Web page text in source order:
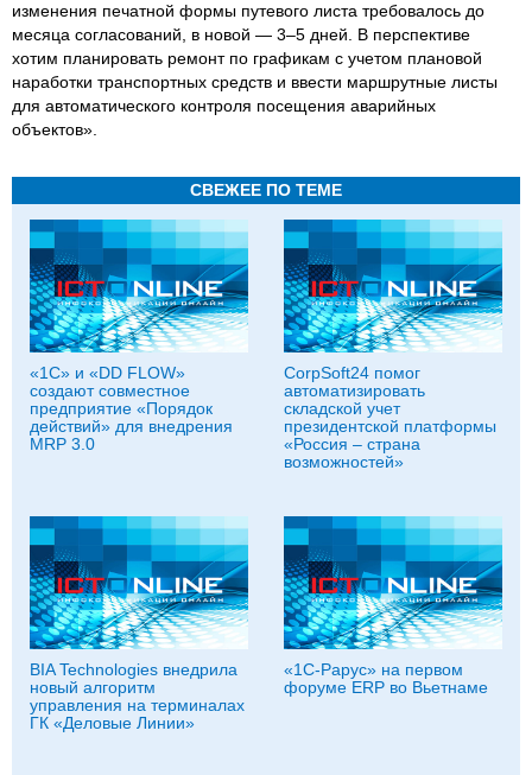
изменения печатной формы путевого листа требовалось до
месяца согласований, в новой — 3–5 дней. В перспективе
хотим планировать ремонт по графикам с учетом плановой
наработки транспортных средств и ввести маршрутные листы
для автоматического контроля посещения аварийных
объектов».
СВЕЖЕЕ ПО ТЕМЕ
«1С» и «DD FLOW»
создают совместное
предприятие «Порядок
действий» для внедрения
MRP 3.0
CorpSoft24 помог
автоматизировать
складской учет
президентской платформы
«Россия – страна
возможностей»
BIA Technologies внедрила
новый алгоритм
управления на терминалах
ГК «Деловые Линии»
«1С-Рарус» на первом
форуме ERP во Вьетнаме